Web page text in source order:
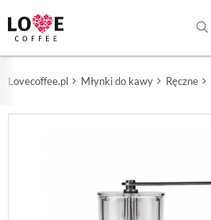
Lovecoffee.pl Młynki do kawy Ręczne